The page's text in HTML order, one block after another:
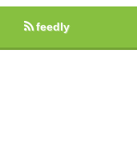
feedly